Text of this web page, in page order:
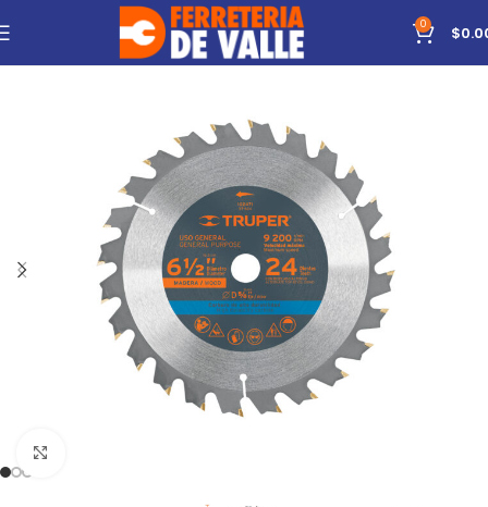
0 $